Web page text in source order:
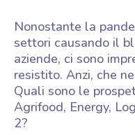
Nonostante la
settori causando il
aziende, ci sono
resistito. Anzi, che
Quali sono le
Agrifood, Energy,
2?